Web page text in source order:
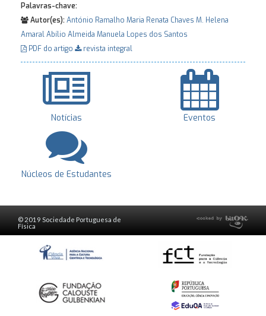
Palavras-chave:
Autor(es):António Ramalho Maria Renata Chaves M. Helena
AmaralAbílio Almeida Manuela Lopes dos Santos
PDF do artigo
revista integral
Notícias Eventos
Núcleos de Estudantes
© 2019 Sociedade Portuguesa de
Física